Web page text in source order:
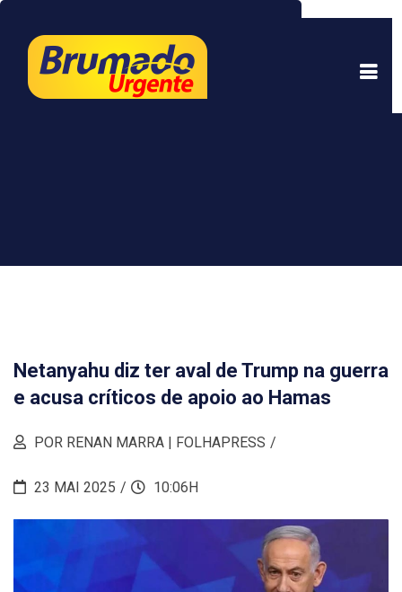
experiência. Ao continuar a navegar, você está
de acordo com isso.Saber mais.
Netanyahu diz ter aval de Trump na guerra
e acusa críticos de apoio ao Hamas
POR RENAN MARRA | FOLHAPRESS
23 MAI 2025 10:06H